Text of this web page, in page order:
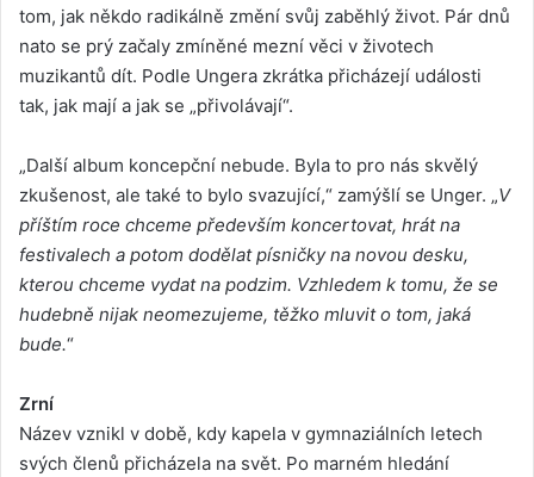
tom, jak někdo radikálně změní svůj zaběhlý život. Pár dnů
nato se prý začaly zmíněné mezní věci v životech
muzikantů dít. Podle Ungera zkrátka přicházejí události
tak, jak mají a jak se „přivolávají“.
„Další album koncepční nebude. Byla to pro nás skvělý
zkušenost, ale také to bylo svazující,“ zamýšlí se Unger. „V
příštím roce chceme především koncertovat, hrát na
festivalech a potom dodělat písničky na novou desku,
kterou chceme vydat na podzim. Vzhledem k tomu, že se
hudebně nijak neomezujeme, těžko mluvit o tom, jaká
bude.“
Zrní
Název vznikl v době, kdy kapela v gymnaziálních letech
svých členů přicházela na svět. Po marném hledání